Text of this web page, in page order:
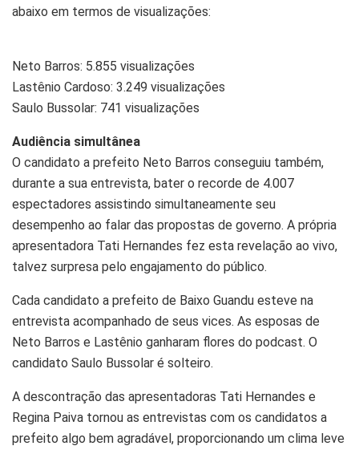
abaixo em termos de visualizações:
Neto Barros: 5.855 visualizações
Lastênio Cardoso: 3.249 visualizações
Saulo Bussolar: 741 visualizações
Audiência simultânea
O candidato a prefeito Neto Barros conseguiu também,
durante a sua entrevista, bater o recorde de 4.007
espectadores assistindo simultaneamente seu
desempenho ao falar das propostas de governo. A própria
apresentadora Tati Hernandes fez esta revelação ao vivo,
talvez surpresa pelo engajamento do público.
Cada candidato a prefeito de Baixo Guandu esteve na
entrevista acompanhado de seus vices. As esposas de
Neto Barros e Lastênio ganharam flores do podcast. O
candidato Saulo Bussolar é solteiro.
A descontração das apresentadoras Tati Hernandes e
Regina Paiva tornou as entrevistas com os candidatos a
prefeito algo bem agradável, proporcionando um clima leve